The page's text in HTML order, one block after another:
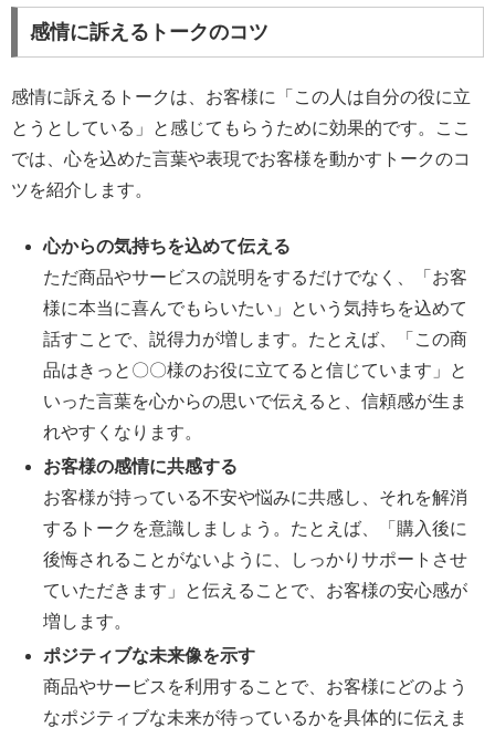
感情に訴えるトークのコツ
感情に訴えるトークは、お客様に「この人は自分の役に立
とうとしている」と感じてもらうために効果的です。ここ
では、心を込めた言葉や表現でお客様を動かすトークのコ
ツを紹介します。
心からの気持ちを込めて伝える
ただ商品やサービスの説明をするだけでなく、「お客
様に本当に喜んでもらいたい」という気持ちを込めて
話すことで、説得力が増します。たとえば、「この商
品はきっと〇〇様のお役に立てると信じています」と
いった言葉を心からの思いで伝えると、信頼感が生ま
れやすくなります。
お客様の感情に共感する
お客様が持っている不安や悩みに共感し、それを解消
するトークを意識しましょう。たとえば、「購入後に
後悔されることがないように、しっかりサポートさせ
ていただきます」と伝えることで、お客様の安心感が
増します。
ポジティブな未来像を示す
商品やサービスを利用することで、お客様にどのよう
なポジティブな未来が待っているかを具体的に伝えま